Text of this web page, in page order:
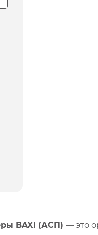
BAXI (АСП) — это